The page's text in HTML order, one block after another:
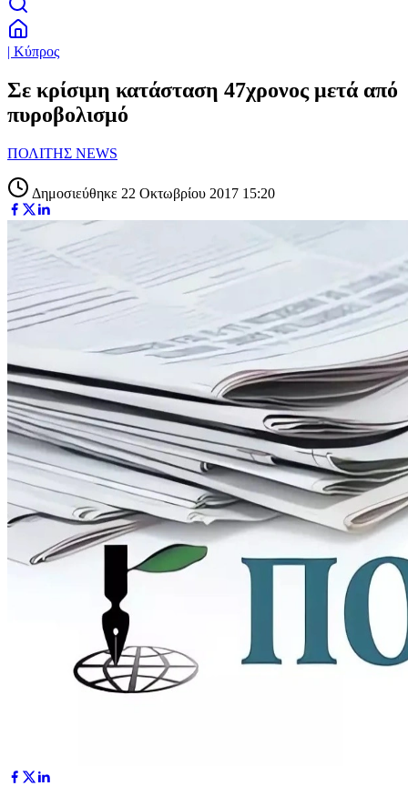
| Κύπρος
Σε κρίσιμη κατάσταση 47χρονος μετά από
πυροβολισμό
ΠΟΛΙΤΗΣ NEWS
Δημοσιεύθηκε 22 Οκτωβρίου 2017 15:20